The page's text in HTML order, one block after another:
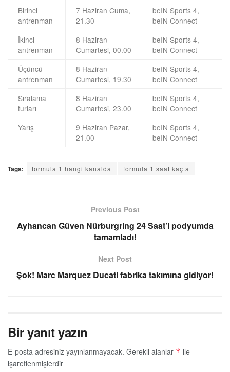
Birinci
antrenman
7 Haziran Cuma,
21.30
beIN Sports 4,
beIN Connect
İkinci
antrenman
8 Haziran
Cumartesi, 00.00
beIN Sports 4,
beIN Connect
Üçüncü
antrenman
8 Haziran
Cumartesi, 19.30
beIN Sports 4,
beIN Connect
Sıralama
turları
8 Haziran
Cumartesi, 23.00
beIN Sports 4,
beIN Connect
Yarış
9 Haziran Pazar,
21.00
beIN Sports 4,
beIN Connect
Tags: formula 1 hangi kanalda formula 1 saat kaçta
Previous Post
Ayhancan Güven Nürburgring 24 Saat’i podyumda
tamamladı!
Next Post
Şok! Marc Marquez Ducati fabrika takımına gidiyor!
Bir yanıt yazın
E-posta adresiniz yayınlanmayacak. Gerekli alanlar * ile
işaretlenmişlerdir